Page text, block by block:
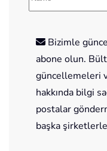
Bizimle
abone olun.
güncellemeleri
hakkında bilgi
postalar
başka